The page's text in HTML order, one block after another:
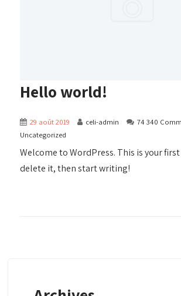
Hello world!
29 août 2019 celi-admin
74 340
Uncategorized
Welcome to WordPress. This is your
delete it, then start writing!